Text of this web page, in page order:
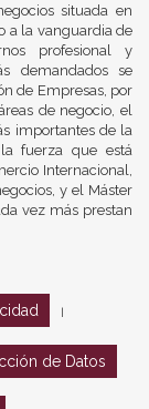
situada en
a la vanguardia de
profesional y
demandados se
de Empresas, por
de negocio, el
importantes de la
fuerza que está
Internacional,
y el Máster
vez más prestan
de Datos